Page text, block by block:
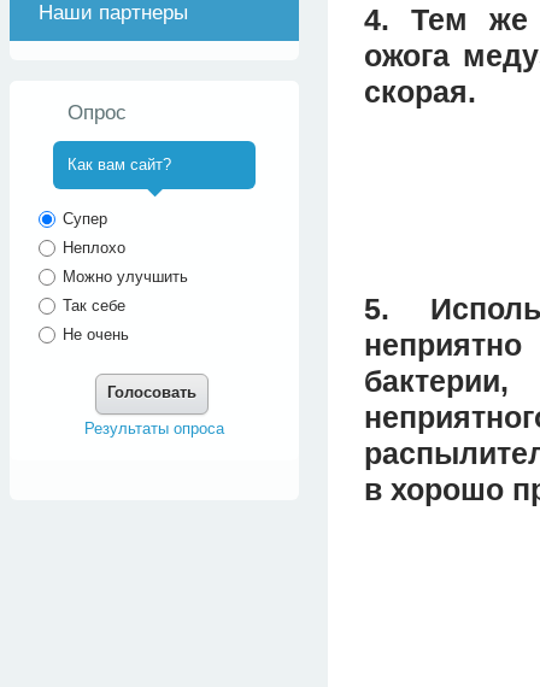
4. Тем же
ожога
скорая.
5.
в хорошо
Наши партнеры
Опрос
Как вам сайт?
Супер
Неплохо
Можно улучшить
Так себе
Не очень
Голосовать
Результаты опроса